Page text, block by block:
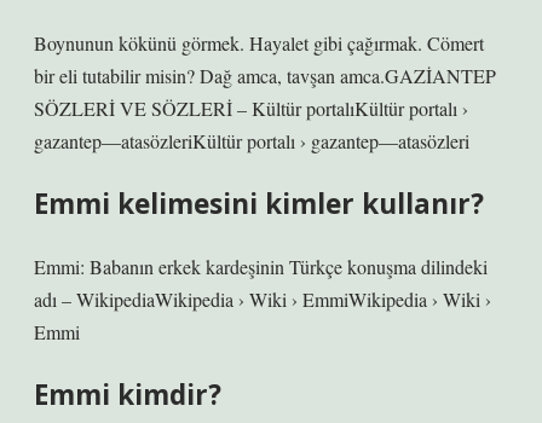
Boynunun kökünü görmek. Hayalet gibi çağırmak. Cömert
bir eli tutabilir misin? Dağ amca, tavşan amca.GAZİANTEP
SÖZLERİ VE SÖZLERİ – Kültür portalıKültür portalı ›
gazantep—atasözleriKültür portalı › gazantep—atasözleri
Emmi kelimesini kimler kullanır?
Emmi: Babanın erkek kardeşinin Türkçe konuşma dilindeki
adı – WikipediaWikipedia › Wiki › EmmiWikipedia › Wiki ›
Emmi
Emmi kimdir?